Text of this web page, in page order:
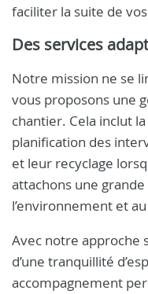
faciliter la suite de
Des services
Notre mission ne se
vous proposons une
chantier. Cela inclut
planification des
et leur recyclage
attachons une
l’environnement et
Avec notre approche
d’une tranquillité
accompagnement